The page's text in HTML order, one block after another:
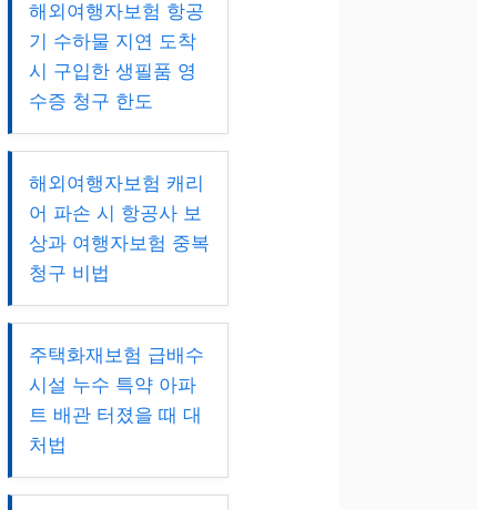
해외여행자보험 항공
기 수하물 지연 도착
시 구입한 생필품 영
수증 청구 한도
해외여행자보험 캐리
어 파손 시 항공사 보
상과 여행자보험 중복
청구 비법
주택화재보험 급배수
시설 누수 특약 아파
트 배관 터졌을 때 대
처법